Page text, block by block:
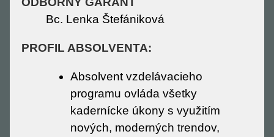
Bc. Lenka Štefániková
PROFIL ABSOLVENTA:
Absolvent vzdelávacieho
programu ovláda všetky
kadernícke úkony s využitím
nových, moderných trendov,